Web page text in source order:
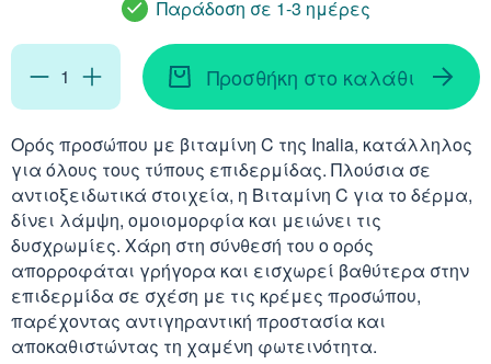
Παράδοση σε 1-3 ημέρες
Προσθήκη στο καλάθι
Ορός προσώπου με βιταμίνη C της Inalia, κατάλληλος
για όλους τους τύπους επιδερμίδας. Πλούσια σε
αντιοξειδωτικά στοιχεία, η Βιταμίνη C για το δέρμα,
δίνει λάμψη, ομοιομορφία και μειώνει τις
δυσχρωμίες. Χάρη στη σύνθεσή του ο ορός
απορροφάται γρήγορα και εισχωρεί βαθύτερα στην
επιδερμίδα σε σχέση με τις κρέμες προσώπου,
παρέχοντας αντιγηραντική προστασία και
αποκαθιστώντας τη χαμένη φωτεινότητα.
Αφρόλουτρα
Έλαια Σώματος
Φυσιολογικός Ορός
Νινίδα
Ταλκ - Πούδρες
Απορρυπαντικά
Γυαλιά
Επιθέματα
Καθαριστικά
Προϊόντα
Δυσκοιλιότητα
Λεκιθίνη
Αδυνάτισμα -
Ενέργεια - Τόνωση
Ήπαρ - Χολή -
Καρδιά
Κρυολόγημα
Ασερόλα (Acerola)
Αλόη (Aloe Vera)
Ginseng
Gingko Biloba
Ashwagandha
Καρνιτίνη -
Κυστεΐνη - NAC
Λυσίνη